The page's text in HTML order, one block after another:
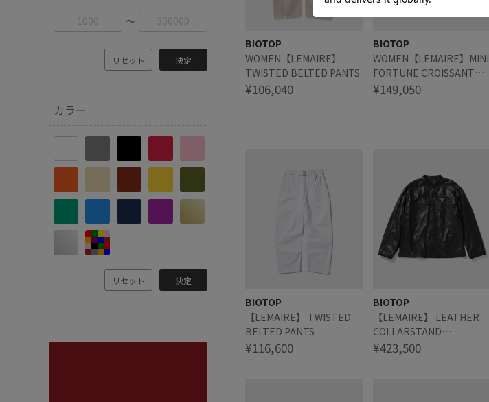
〜
リセット 決定
カラー
リセット 決定
BIOTOP
WOMEN【LEMAIRE】
TWISTED BELTED PANTS
¥106,040
BIOTOP
WOMEN【LEMAIRE】MINI
FORTUNE CROISSANT
BAG
¥149,050
BIOTOP
【LEMAIRE】 TWISTED
BELTED PANTS
¥116,600
BIOTOP
【LEMAIRE】 LEATHER
COLLARSTAND
OVERSHIRT
¥423,500